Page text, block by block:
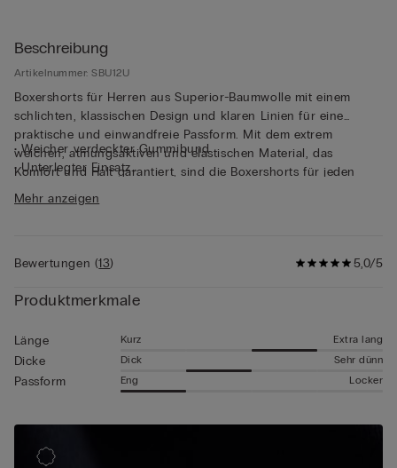
Beschreibung
Artikelnummer: SBU12U
Boxershorts für Herren aus Superior-Baumwolle mit einem
schlichten, klassischen Design und klaren Linien für eine
praktische und einwandfreie Passform. Mit dem extrem
weichen, atmungsaktiven und elastischen Material, das
Komfort und Halt garantiert, sind die Boxershorts für jeden
Zeitpunkt des Tages gemacht. Durch die solide und sorgfältig
gearbeitete Ausführung sind die Boxershorts besonders
• Weicher verdeckter Gummibund
• Unterlegter Einsatz
• Liegt weich am Körper an
Mehr anzeigen
5,0/5
Bewertungen (13)
Produktmerkmale
Länge Kurz Extra lang
Dicke Dick Sehr dünn
Passform Eng Locker